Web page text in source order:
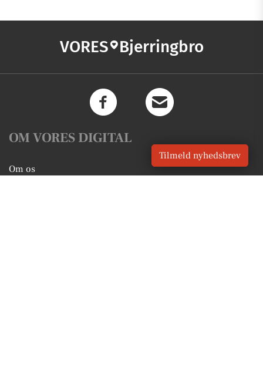
VORES Bjerringbro
OM VORES DIGITAL
Om os
Tilmeld nyhedsbrev